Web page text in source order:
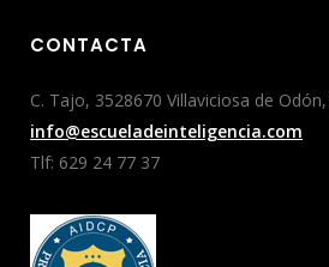
CONTACTA
C. Tajo, 3528670 Villaviciosa de
info@escueladeinteligencia.com
Tlf: 629 24 77 37